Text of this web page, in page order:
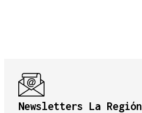
Newsletters La Región